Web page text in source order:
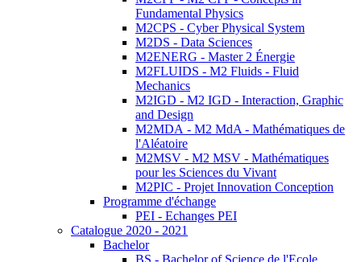
Fundamental Physics
M2CPS - Cyber Physical System
M2DS - Data Sciences
M2ENERG - Master 2 Énergie
M2FLUIDS - M2 Fluids - Fluid
Mechanics
M2IGD - M2 IGD - Interaction, Graphic
and Design
M2MDA - M2 MdA - Mathématiques de
l'Aléatoire
M2MSV - M2 MSV - Mathématiques
pour les Sciences du Vivant
M2PIC - Projet Innovation Conception
Programme d'échange
PEI - Echanges PEI
Catalogue 2020 - 2021
Bachelor
BS - Bachelor of Science de l'Ecole